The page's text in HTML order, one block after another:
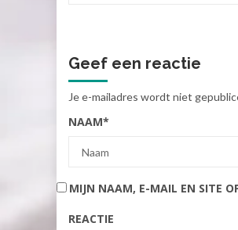
Geef een reactie
Je e-mailadres wordt niet
NAAM*
MIJN NAAM, E-MAIL EN SITE
REACTIE